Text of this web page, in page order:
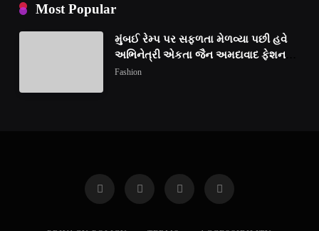
Most Popular
મુંબઈ રેમ્પ પર સફળતા મેળવ્યા પછી હવે
અભિનેત્રી એકતા જૈન અમદાવાદ ફેશન
વીકમાં પોતાની પ્રતિભા પ્રદર્શિત કરશે
Fashion